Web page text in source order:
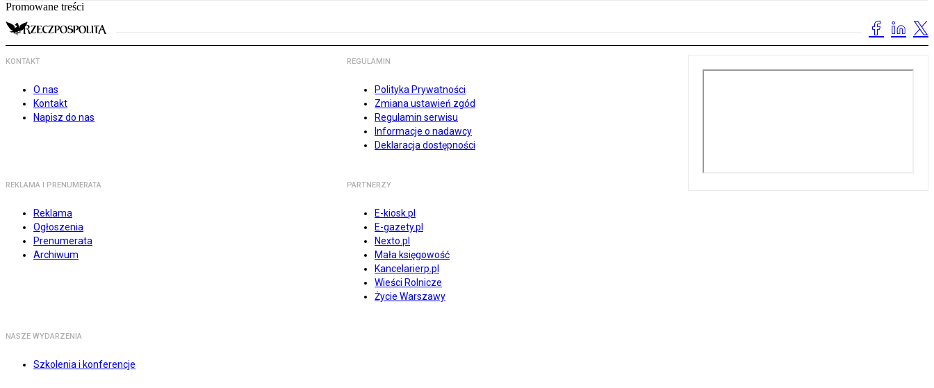
Promowane treści
KONTAKT
O nas
Kontakt
Napisz do nas
REGULAMIN
Polityka Prywatności
Zmiana ustawień zgód
Regulamin serwisu
Informacje o nadawcy
Deklaracja dostępności
REKLAMA I PRENUMERATA
Reklama
Ogłoszenia
Prenumerata
Archiwum
PARTNERZY
E-kiosk.pl
E-gazety.pl
Nexto.pl
Mała księgowość
Kancelarierp.pl
Wieści Rolnicze
Życie Warszawy
NASZE WYDARZENIA
Szkolenia i konferencje